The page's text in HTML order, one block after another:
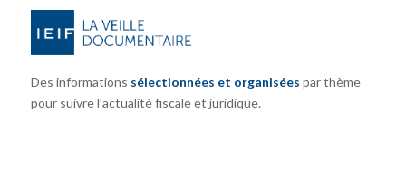
Des informations sélectionnées et organisées par thème
pour suivre l’actualité fiscale et juridique.